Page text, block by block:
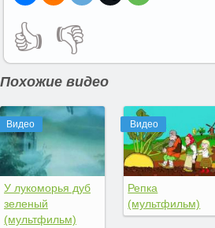
👍 👎
Похожие видео
Видео
У лукоморья дуб
зеленый
(мультфильм)
Видео
Репка
(мультфильм)